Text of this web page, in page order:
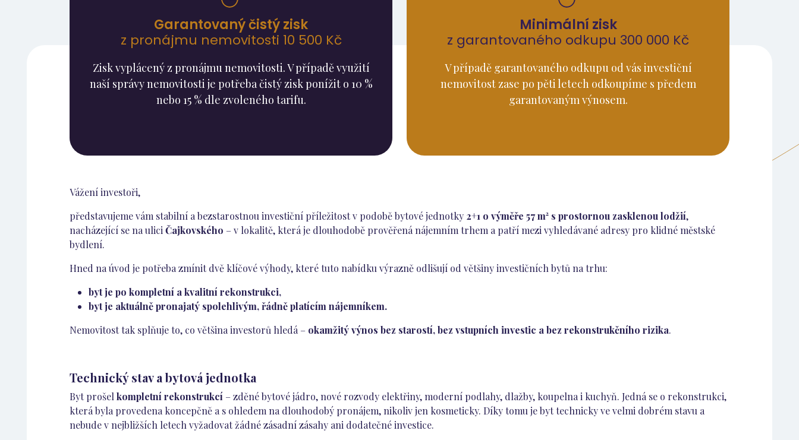
Garantovaný čistý zisk
z pronájmu nemovitosti 10 500 Kč
Zisk vyplácený z pronájmu nemovitosti. V případě využití
naší správy nemovitosti je potřeba čistý zisk ponížit o 10 %
nebo 15 % dle zvoleného tarifu.
Minimální zisk
z garantovaného odkupu 300 000 Kč
V případě garantovaného odkupu od vás investiční
nemovitost zase po pěti letech odkoupíme s předem
garantovaným výnosem.
Vážení investoři,
představujeme vám stabilní a bezstarostnou investiční příležitost v podobě bytové jednotky 2+1 o výměře 57 m² s prostornou zasklenou lodžií,
nacházející se na ulici Čajkovského – v lokalitě, která je dlouhodobě prověřená nájemním trhem a patří mezi vyhledávané adresy pro klidné městské
bydlení.
Hned na úvod je potřeba zmínit dvě klíčové výhody, které tuto nabídku výrazně odlišují od většiny investičních bytů na trhu:
byt je po kompletní a kvalitní rekonstrukci,
byt je aktuálně pronajatý spolehlivým, řádně platícím nájemníkem.
Nemovitost tak splňuje to, co většina investorů hledá – okamžitý výnos bez starostí, bez vstupních investic a bez rekonstrukčního rizika.
Technický stav a bytová jednotka
Byt prošel kompletní rekonstrukcí – zděné bytové jádro, nové rozvody elektřiny, moderní podlahy, dlažby, koupelna i kuchyň. Jedná se o rekonstrukci,
která byla provedena koncepčně a s ohledem na dlouhodobý pronájem, nikoliv jen kosmeticky. Díky tomu je byt technicky ve velmi dobrém stavu a
nebude v nejbližších letech vyžadovat žádné zásadní zásahy ani dodatečné investice.